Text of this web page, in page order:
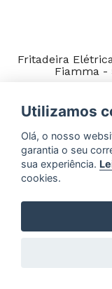
Fritadeira
Fiamma -
Utilizamos
Olá, o nosso
garantia o seu
sua experiência.
cookies.